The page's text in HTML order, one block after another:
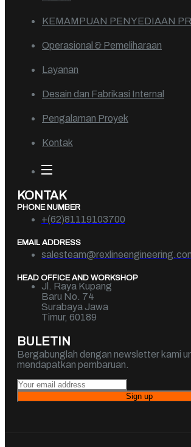
KEMAMPUAN PENYEDIAAN
Operasional & Pemeliharaan
Layanan
Desain dan Fabrikasi Internal
Pengalaman Proyek
Kontak
KONTAK
PHONE NUMBER
+(62)81119103700
EMAIL ADDRESS
HEAD OFFICE AND WORKSHOP
Jl. Raya Kupang
Baru No. 74
Surabaya Jawa
Timur, 60189
BULETIN
Bergabunglah dengan newsletter kami
mendapatkan pembaruan.